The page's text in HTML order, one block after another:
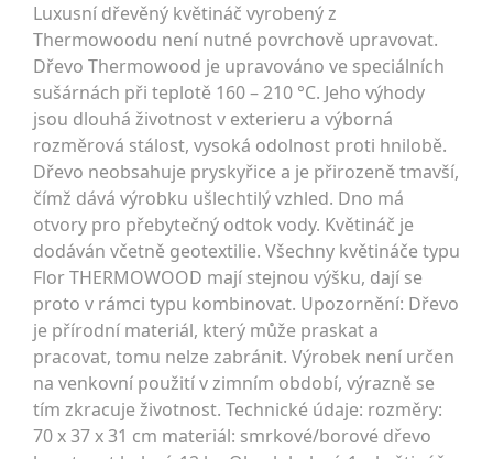
Luxusní dřevěný květináč vyrobený z
Thermowoodu není nutné povrchově upravovat.
Dřevo Thermowood je upravováno ve speciálních
sušárnách při teplotě 160 – 210 °C. Jeho výhody
jsou dlouhá životnost v exterieru a výborná
rozměrová stálost, vysoká odolnost proti hnilobě.
Dřevo neobsahuje pryskyřice a je přirozeně tmavší,
čímž dává výrobku ušlechtilý vzhled. Dno má
otvory pro přebytečný odtok vody. Květináč je
dodáván včetně geotextilie. Všechny květináče typu
Flor THERMOWOOD mají stejnou výšku, dají se
proto v rámci typu kombinovat. Upozornění: Dřevo
je přírodní materiál, který může praskat a
pracovat, tomu nelze zabránit. Výrobek není určen
na venkovní použití v zimním období, výrazně se
tím zkracuje životnost. Technické údaje: rozměry:
70 x 37 x 31 cm materiál: smrkové/borové dřevo